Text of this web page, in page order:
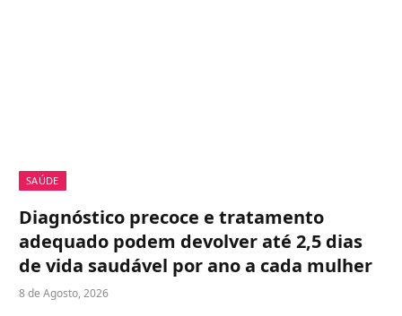
SAÚDE
Diagnóstico precoce e tratamento
adequado podem devolver até 2,5 dias
de vida saudável por ano a cada mulher
8 de Agosto, 2026